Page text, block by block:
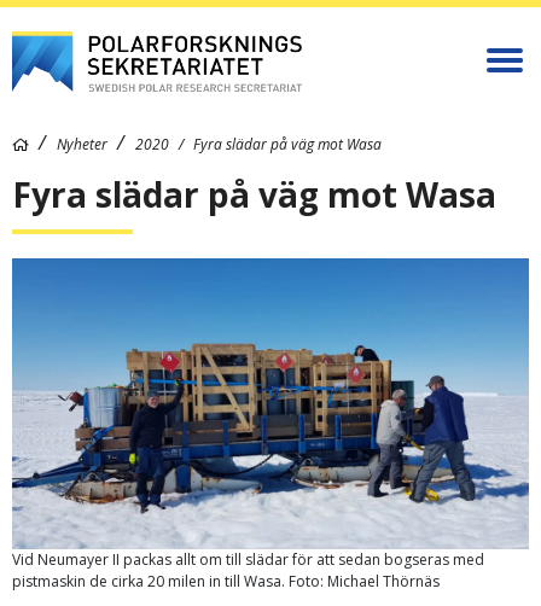
Nyheter 2020 Fyra slädar på väg mot Wasa
Fyra slädar på väg mot Wasa
Vid Neumayer II packas allt om till slädar för att sedan bogseras med
pistmaskin de cirka 20 milen in till Wasa. Foto: Michael Thörnäs